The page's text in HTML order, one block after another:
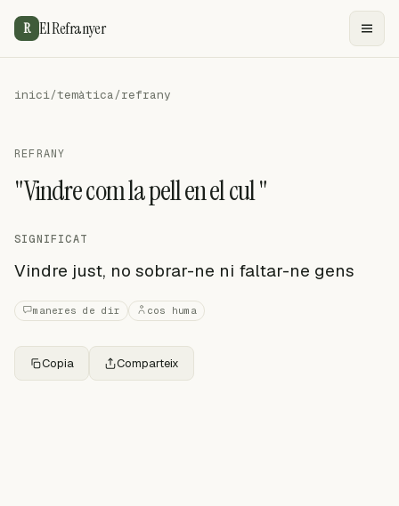
R El Refranyer
inici/temàtica/refrany
REFRANY
"Vindre com la pell en el cul "
SIGNIFICAT
Vindre just, no sobrar-ne ni faltar-ne gens
maneres de dir cos huma
Copia Comparteix